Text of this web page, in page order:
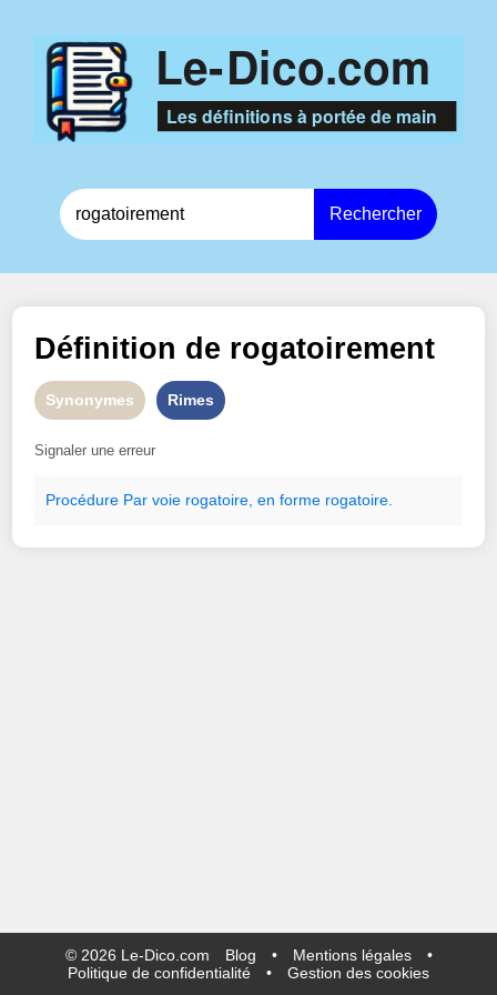
Rechercher
Définition de rogatoirement
Synonymes Rimes
Signaler une erreur
Procédure Par voie rogatoire ,en forme rogatoire.
© 2026 Le-Dico.com Blog • Mentions légales
•
Politique de confidentialité
• Gestion des cookies